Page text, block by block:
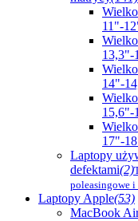
11"-
13,3"-
14"-
15,6"-
17"-
Laptopy
defektami(2)
poleasingowe i
Laptopy Apple(53)
MacBook